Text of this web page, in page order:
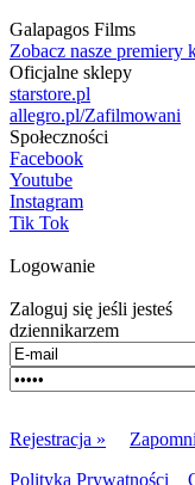
Galapagos Films
Zobacz nasze
Oficjalne sklepy
starstore.pl
allegro.pl/Zafilmowani
Społeczności
Facebook
Youtube
Instagram
Tik Tok
Logowanie
Zaloguj się jeśli jesteś
dziennikarzem
Rejestracja »
Polityka Prywatności